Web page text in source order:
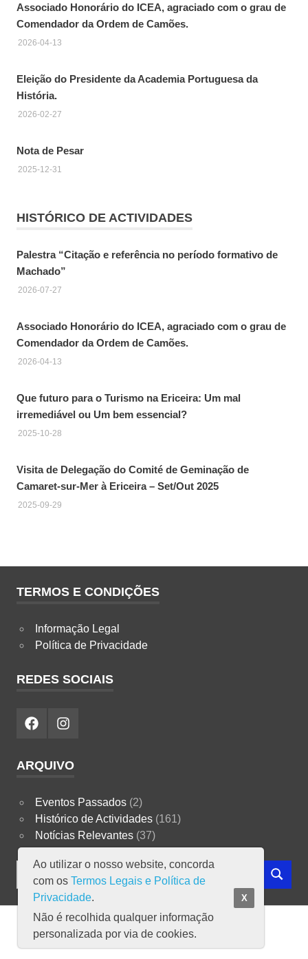
Associado Honorário do ICEA, agraciado com o grau de
Comendador da Ordem de Camões.
2026-04-13
Eleição do Presidente da Academia Portuguesa da
História.
2026-02-27
Nota de Pesar
2025-12-31
HISTÓRICO DE ACTIVIDADES
Palestra “Citação e referência no período formativo de
Machado”
2026-07-27
Associado Honorário do ICEA, agraciado com o grau de
Comendador da Ordem de Camões.
2026-04-13
Que futuro para o Turismo na Ericeira: Um mal
irremediável ou Um bem essencial?
2025-10-28
Visita de Delegação do Comité de Geminação de
Camaret-sur-Mer à Ericeira – Set/Out 2025
2025-09-29
TERMOS E CONDIÇÕES
Informação Legal
Política de Privacidade
REDES SOCIAIS
FacebookInstagram
ARQUIVO
Eventos Passados(2)
Histórico de Actividades(161)
Notícias Relevantes(37)
Search
SEARCH
Copyright ICEA © 2023
Ao utilizar o nosso website, concorda
com os Termos Legais e Política de
Privacidade.
Não é recolhida qualquer informação
personalizada por via de cookies.
X